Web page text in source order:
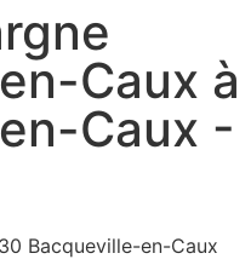
Caux à
Caux -
Bacqueville-en-Caux